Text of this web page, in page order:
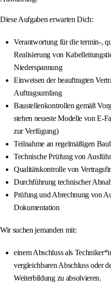
Diese Aufgaben erwarten Dich:
Verantwortung für die termin-,
Realisierung von
Niederspannung
Einweisen der beauftragten
Auftragsumfang
Baustellenkontrollen gemäß
stehen neueste Modelle von E-
zur Verfügung)
Teilnahme an regelmäßigen
Technische Prüfung von
Qualitätskontrolle von
Durchführung technischer
Prüfung und Abrechnung von
Dokumentation
Wir suchen jemanden mit:
einem Abschluss als
vergleichbaren Abschluss oder
Weiterbildung zu absolvieren.